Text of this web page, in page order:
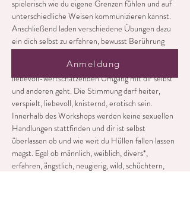
spielerisch wie du eigene Grenzen fühlen und auf
unterschiedliche Weisen kommunizieren kannst.
Anschließend laden verschiedene Übungen dazu
ein dich selbst zu erfahren, bewusst Berührung
Feld zu bewegen, in dem es um authentischen,
liebevoll-wertschätzenden Umgang mit dir selbst
und anderen geht. Die Stimmung darf heiter,
verspielt, liebevoll, knisternd, erotisch sein.
Innerhalb des Workshops werden keine sexuellen
Handlungen stattfinden und dir ist selbst
überlassen ob und wie weit du Hüllen fallen lassen
magst. Egal ob männlich, weiblich, divers*,
erfahren, ängstlich, neugierig, wild, schüchtern,
Anmeldung